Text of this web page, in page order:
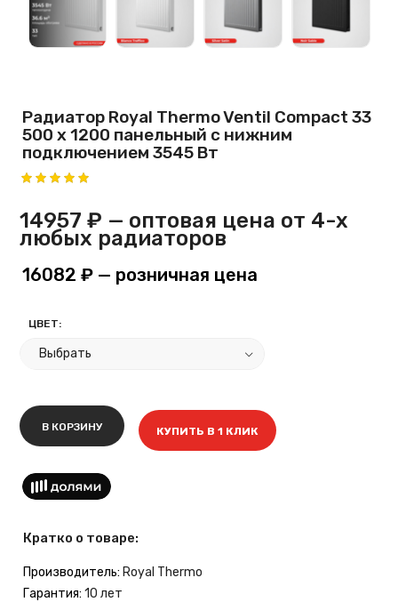
Радиатор Royal Thermo Ventil Compact 33
500 х 1200 панельный с нижним
подключением 3545 Вт
14957 ₽ — оптовая цена от 4-х
любых радиаторов
16082 ₽ — розничная цена
ЦВЕТ:
В КОРЗИНУ КУПИТЬ В 1 КЛИК
Кратко о товаре:
Производитель: Royal Thermo
Гарантия: 10 лет